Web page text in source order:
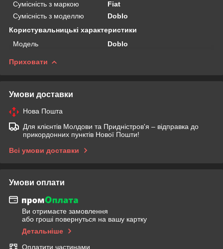
Сумісність з маркою
Fiat
Сумісність з моделлю
Doblo
Користувальницькі характеристики
Мoдель
Doblo
Приховати
Умови доставки
Нова Пошта
Для клієнтів Молдови та Придністров'я – відправка до
прикордонних пунктів Нової Пошти!
Всі умови доставки
Умови оплати
Ви отримаєте замовлення
або гроші повернуться на вашу картку
Детальніше
Оплатити частинами